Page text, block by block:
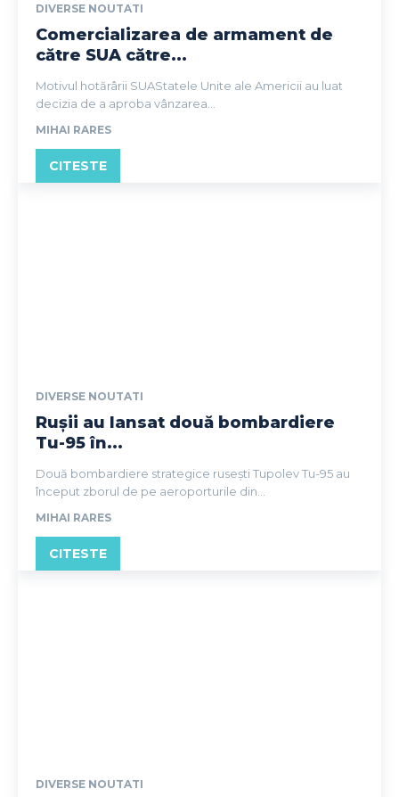
DIVERSE NOUTATI
Comercializarea de armament de
către SUA către...
Motivul hotărârii SUAStatele Unite ale Americii au luat
decizia de a aproba vânzarea...
MIHAI RARES
CITESTE
DIVERSE NOUTATI
Rușii au lansat două bombardiere
Tu-95 în...
Două bombardiere strategice rusești Tupolev Tu-95 au
început zborul de pe aeroporturile din...
MIHAI RARES
CITESTE
DIVERSE NOUTATI